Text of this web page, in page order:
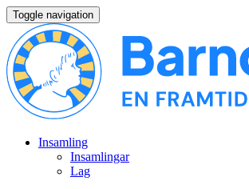
Toggle navigation
Insamling
Insamlingar
Lag